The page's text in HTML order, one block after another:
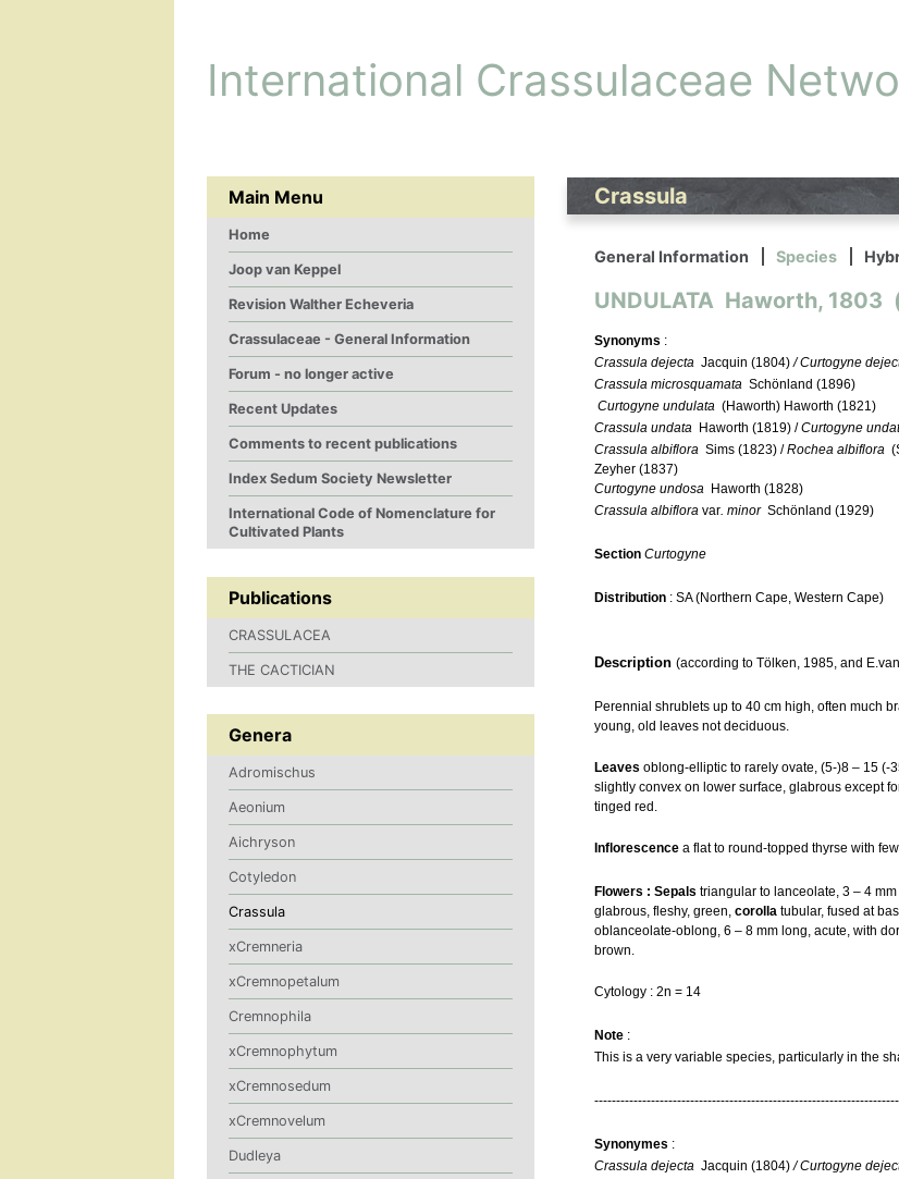
International Crassulaceae
Main Menu
Home
Joop van Keppel
Revision Walther Echeveria
Crassulaceae - General Information
Forum - no longer active
Recent Updates
Comments to recent publications
Index Sedum Society Newsletter
International Code of Nomenclature for
Cultivated Plants
Publications
CRASSULACEA
THE CACTICIAN
Genera
Adromischus
Aeonium
Aichryson
Cotyledon
Crassula
xCremneria
xCremnopetalum
Cremnophila
xCremnophytum
xCremnosedum
xCremnovelum
Dudleya
Crassula
General Information Species
UNDULATA Haworth, 1803
Synonyms :
Crassula dejecta Jacquin (1804)/ Curtogyne
Crassula microsquamata Schönland (1896)
Curtogyne undulata (Haworth) Haworth (1821)
Crassula undata Haworth (1819) /Curtogyne
Crassula albiflora Sims (1823) /Rochea albiflora
Zeyher (1837)
Curtogyne undosa Haworth (1828)
Crassula albifloravar. minorSchönland (1929)
Section Curtogyne
Distribution : SA (Northern Cape, Western Cape)
Description (according to Tölken, 1985, and
Perennial shrublets up to 40 cm high, often much
young, old leaves not deciduous.
Leaves oblong-elliptic to rarely ovate, (5-)8 – 15 (-
slightly convex on lower surface, glabrous except
tinged red.
Inflorescence a flat to round-topped thyrse with
Flowers : Sepals triangular to lanceolate, 3 – 4
glabrous, fleshy, green,corolla tubular, fused at
oblanceolate-oblong, 6 – 8 mm long, acute, with
brown.
Cytology : 2n = 14
Note :
This is a very variable species, particularly in the
Synonymes :
Crassula dejecta Jacquin (1804)/ Curtogyne